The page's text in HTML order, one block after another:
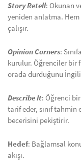
Story Retell: Okunan
yeniden anlatma. Hem
çalışır.
Opinion Corners:
kurulur. Öğrenciler bir
orada durduğunu
Describe It: Öğrenci
tarif eder, sınıf tahmin
becerisini pekiştirir.
Hedef: Bağlamsal
akışı.